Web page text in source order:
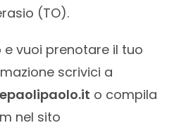
(TO).
e vuoi prenotare il tuo
scrivici a
o compila
nel sito